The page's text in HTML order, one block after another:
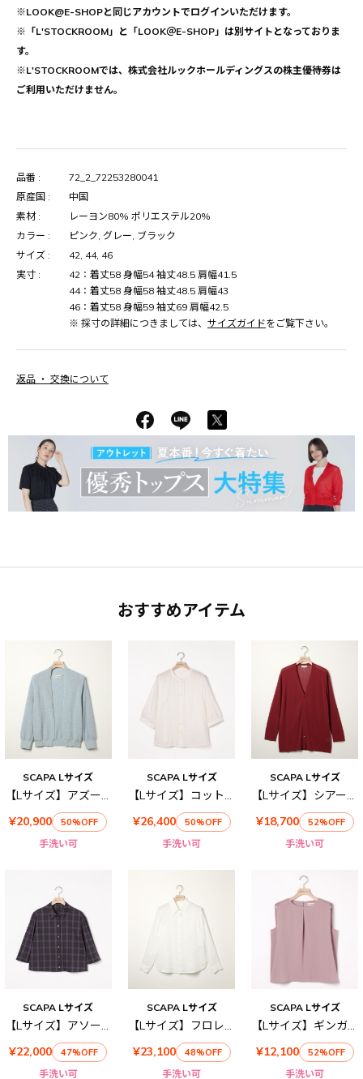
※LOOK@E-SHOPと同じアカウントでログインいただけます。
※「L'STOCKROOM」と「LOOK＠E-SHOP」は別サイトとなっておりま
す。
※L'STOCKROOMでは、株式会社ルックホールディングスの株主優待券は
ご利用いただけません。
品番 :
72_2_72253280041
原産国 :
中国
素材 :
レーヨン80% ポリエステル20%
カラー :
ピンク, グレー, ブラック
サイズ :
42, 44, 46
実寸 :
42：着丈58 身幅54 袖丈48.5 肩幅41.5
44：着丈58 身幅58 袖丈48.5 肩幅43
46：着丈58 身幅59 袖丈69 肩幅42.5
※ 採寸の詳細につきましては、 サイズガイドをご覧下さい。
返品 ・ 交換について
おすすめアイテム
SCAPA Lサイズ
【Lサイズ】アズールハオリニット
¥20,900
50%OFF
手洗い可
SCAPA Lサイズ
【Lサイズ】コットンローンブラウス
¥26,400
50%OFF
手洗い可
SCAPA Lサイズ
【Lサイズ】シアーハイゲージニットロングカーディガン
¥18,700
52%OFF
手洗い可
SCAPA Lサイズ
【Lサイズ】アソートメッシュブラウス
¥22,000
47%OFF
手洗い可
SCAPA Lサイズ
【Lサイズ】フロレンスリネンブラウス
¥23,100
48%OFF
手洗い可
SCAPA Lサイズ
【Lサイズ】ギンガムジャカードノースリーブカットソー
¥12,100
52%OFF
手洗い可